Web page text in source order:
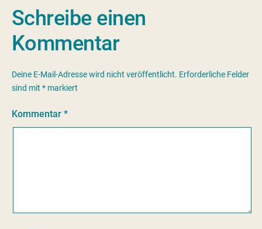
Schreibe einen
Kommentar
Deine E-Mail-Adresse wird nicht veröffentlicht. Erforderliche Felder
sind mit * markiert
Kommentar *